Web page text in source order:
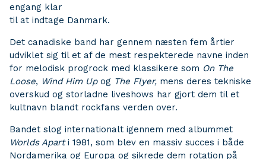
engang klar
til at indtage Danmark.
Det canadiske band har gennem næsten fem årtier
udviklet sig til et af de mest respekterede navne inden
for melodisk progrock med klassikere som On The
Loose, Wind Him Upog The Flyer, mens deres tekniske
overskud og storladne liveshows har gjort dem til et
kultnavn blandt rockfans verden over.
Bandet slog internationalt igennem med albummet
Worlds Aparti 1981, som blev en massiv succes i både
Nordamerika og Europa og sikrede dem rotation på